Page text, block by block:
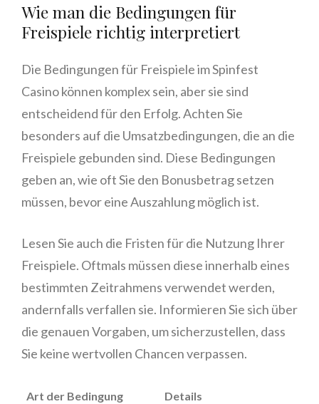
Wie man die Bedingungen für
Freispiele richtig interpretiert
Die Bedingungen für Freispiele im Spinfest
Casino können komplex sein, aber sie sind
entscheidend für den Erfolg. Achten Sie
besonders auf die Umsatzbedingungen, die an die
Freispiele gebunden sind. Diese Bedingungen
geben an, wie oft Sie den Bonusbetrag setzen
müssen, bevor eine Auszahlung möglich ist.
Lesen Sie auch die Fristen für die Nutzung Ihrer
Freispiele. Oftmals müssen diese innerhalb eines
bestimmten Zeitrahmens verwendet werden,
andernfalls verfallen sie. Informieren Sie sich über
die genauen Vorgaben, um sicherzustellen, dass
Sie keine wertvollen Chancen verpassen.
Art der Bedingung Details